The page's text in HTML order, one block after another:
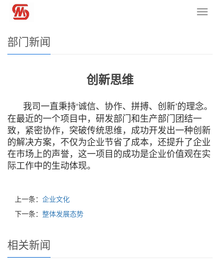
导
您的位置： 部门新闻
部门新闻
创新思维
我司一直秉持‘诚信、协作、拼搏、创新’的理念。
在最近的一个项目中，研发部门和生产部门团结一
致，紧密协作，突破传统思维，成功开发出一种创新
的解决方案，不仅为企业节省了成本，还提升了企业
在市场上的声誉，这一项目的成功是企业价值观在实
际工作中的生动体现。
上一条： 企业文化
下一条： 整体发展态势
相关新闻